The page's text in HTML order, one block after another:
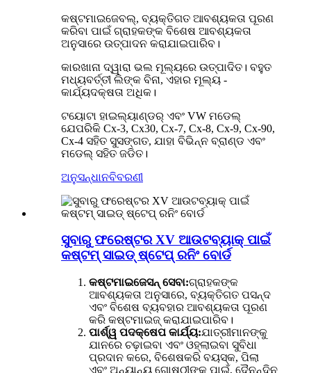
କଷ୍ଟମାଇଜେବଲ୍, ବ୍ୟକ୍ତିଗତ ଆବଶ୍ୟକତା ପୂରଣ
କରିବା ପାଇଁ ଗ୍ରାହକଙ୍କ ବିଶେଷ ଆବଶ୍ୟକତା
ଅନୁସାରେ ଉତ୍ପାଦନ କରାଯାଇପାରିବ।
କାରଖାନା ଦ୍ୱାରା ଭଲ ମୂଲ୍ୟରେ ଉତ୍ପାଦିତ। ବହୁତ
ମଧ୍ୟବର୍ତ୍ତୀ ଲିଙ୍କ ବିନା, ଏହାର ମୂଲ୍ୟ -
କାର୍ଯ୍ୟଦକ୍ଷତା ଅଧିକ।
ଟୟୋଟା ହାଇଲ୍ୟାଣ୍ଡର୍ ଏବଂ VW ମଡେଲ୍
ଯେପରିକି Cx-3, Cx30, Cx-7, Cx-8, Cx-9, Cx-90,
Cx-4 ସହିତ ସୁସଙ୍ଗତ, ଯାହା ବିଭିନ୍ନ ବ୍ରାଣ୍ଡ ଏବଂ
ମଡେଲ୍ ସହିତ ଜଡିତ।
ଅନୁସନ୍ଧାନବିବରଣୀ
ସୁବାରୁ ଫରେଷ୍ଟର XV ଆଉଟବ୍ୟାକ୍ ପାଇଁ
କଷ୍ଟମ୍ ସାଇଡ୍ ଷ୍ଟେପ୍ ରନିଂ ବୋର୍ଡ
କଷ୍ଟମାଇଜେସନ୍ ସେବା:ଗ୍ରାହକଙ୍କ
ଆବଶ୍ୟକତା ଅନୁସାରେ, ବ୍ୟକ୍ତିଗତ ପସନ୍ଦ
ଏବଂ ବିଶେଷ ବ୍ୟବହାର ଆବଶ୍ୟକତା ପୂରଣ
କରି କଷ୍ଟମାଇଜ୍ କରାଯାଇପାରିବ।
ପାର୍ଶ୍ୱ ପଦକ୍ଷେପ କାର୍ଯ୍ୟ:ଯାତ୍ରୀମାନଙ୍କୁ
ଯାନରେ ଚଢ଼ାଇବା ଏବଂ ଓହ୍ଲାଇବା ସୁବିଧା
ପ୍ରଦାନ କରେ, ବିଶେଷକରି ବୟସ୍କ, ପିଲା
ଏବଂ ଅନ୍ୟାନ୍ୟ ଗୋଷ୍ଠୀଙ୍କ ପାଇଁ, ଦୈନନ୍ଦିନ